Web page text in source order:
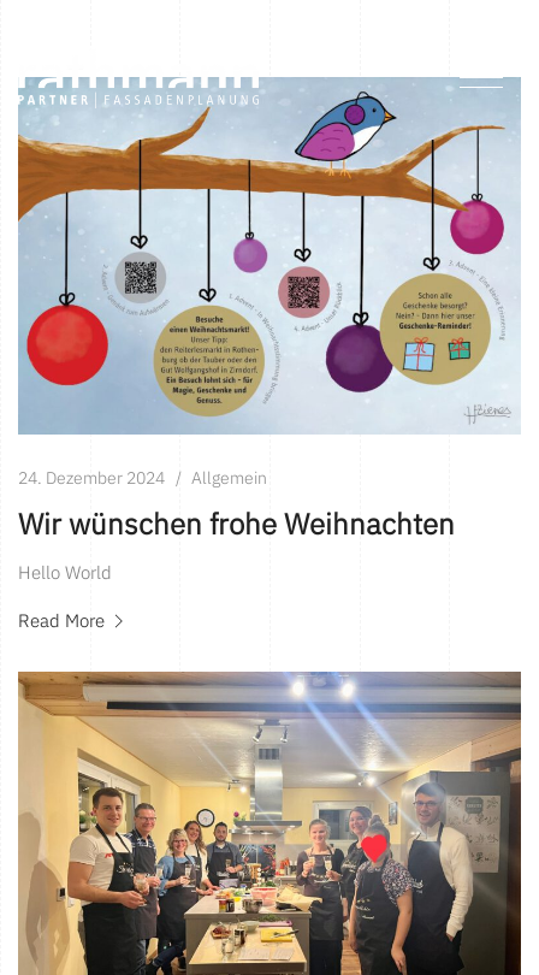
24. Dezember 2024 Allgemein
Wir wünschen frohe Weihnachten
Hello World
Read More